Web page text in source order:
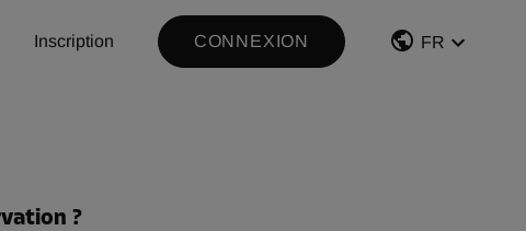
Inscription CONNEXION FR
?